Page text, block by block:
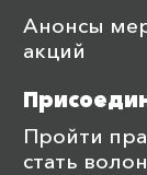
Анонсы
акций
Пройти
стать